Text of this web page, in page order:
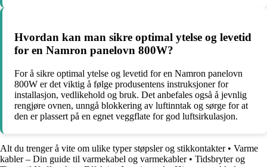
Hvordan kan man sikre optimal ytelse og levetid
for en Namron panelovn 800W?
For å sikre optimal ytelse og levetid for en Namron panelovn
800W er det viktig å følge produsentens instruksjoner for
installasjon, vedlikehold og bruk. Det anbefales også å jevnlig
rengjøre ovnen, unngå blokkering av luftinntak og sørge for at
den er plassert på en egnet veggflate for god luftsirkulasjon.
Alt du trenger å vite om ulike typer støpsler og stikkontakter• Varme
kabler – Din guide til varmekabel og varmekabler• Tidsbryter og